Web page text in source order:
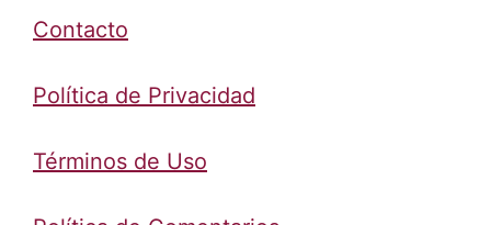
Contacto
Política de Privacidad
Términos de Uso